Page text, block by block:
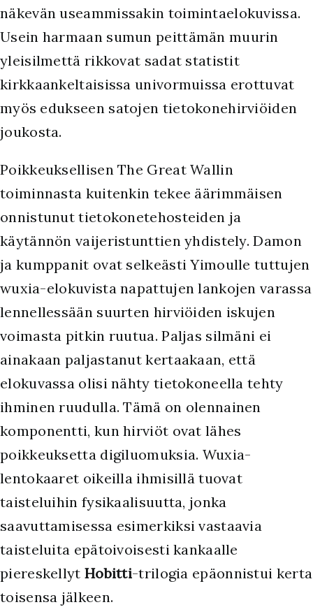
näkevän useammissakin toimintaelokuvissa.
Usein harmaan sumun peittämän muurin
yleisilmettä rikkovat sadat statistit
kirkkaankeltaisissa univormuissa erottuvat
myös edukseen satojen tietokonehirviöiden
joukosta.
Poikkeuksellisen The Great Wallin
toiminnasta kuitenkin tekee äärimmäisen
onnistunut tietokonetehosteiden ja
käytännön vaijeristunttien yhdistely. Damon
ja kumppanit ovat selkeästi Yimoulle tuttujen
wuxia-elokuvista napattujen lankojen varassa
lennellessään suurten hirviöiden iskujen
voimasta pitkin ruutua. Paljas silmäni ei
ainakaan paljastanut kertaakaan, että
elokuvassa olisi nähty tietokoneella tehty
ihminen ruudulla. Tämä on olennainen
komponentti, kun hirviöt ovat lähes
poikkeuksetta digiluomuksia. Wuxia-
lentokaaret oikeilla ihmisillä tuovat
taisteluihin fysikaalisuutta, jonka
saavuttamisessa esimerkiksi vastaavia
taisteluita epätoivoisesti kankaalle
piereskellyt Hobitti-trilogia epäonnistui kerta
toisensa jälkeen.